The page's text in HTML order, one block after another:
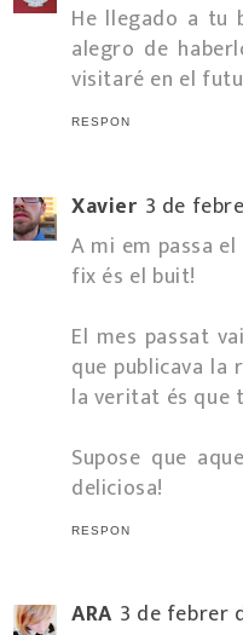
He llegado a tu
alegro de
visitaré en el
RESPON
Xavier 3 de
A mi em passa
fix és el buit!
El mes passat
que publicava la
la veritat és que
Supose que
deliciosa!
RESPON
ARA 3 de febrer